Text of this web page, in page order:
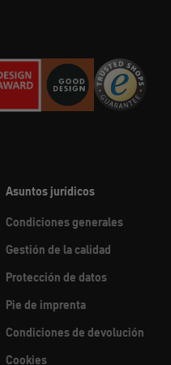
Asuntos jurídicos
Condiciones generales
Gestión de la calidad
Protección de datos
Pie de imprenta
Condiciones de devolución
Cookies